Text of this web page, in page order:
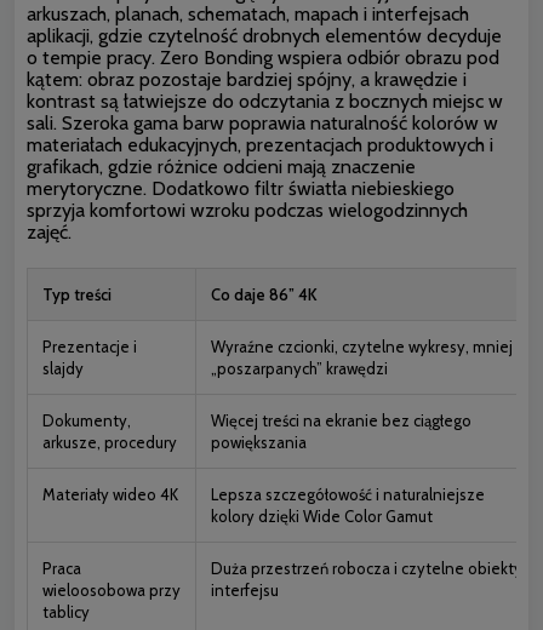
arkuszach, planach, schematach, mapach i interfejsach
aplikacji, gdzie czytelność drobnych elementów decyduje
o tempie pracy. Zero Bonding wspiera odbiór obrazu pod
kątem: obraz pozostaje bardziej spójny, a krawędzie i
kontrast są łatwiejsze do odczytania z bocznych miejsc w
sali. Szeroka gama barw poprawia naturalność kolorów w
materiałach edukacyjnych, prezentacjach produktowych i
grafikach, gdzie różnice odcieni mają znaczenie
merytoryczne. Dodatkowo filtr światła niebieskiego
sprzyja komfortowi wzroku podczas wielogodzinnych
zajęć.
Typ treści Co daje 86” 4K
Prezentacje i
slajdy
Wyraźne czcionki, czytelne wykresy, mniej
„poszarpanych” krawędzi
Dokumenty,
arkusze, procedury
Więcej treści na ekranie bez ciągłego
powiększania
Materiały wideo 4K
Lepsza szczegółowość i naturalniejsze
kolory dzięki Wide Color Gamut
Praca
wieloosobowa przy
tablicy
Duża przestrzeń robocza i czytelne obiekty
interfejsu